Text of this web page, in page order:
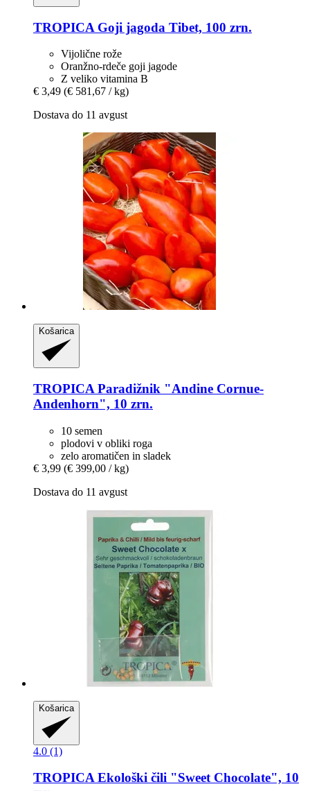
TROPICA Goji jagoda Tibet, 100 zrn.
Vijolične rože
Oranžno-rdeče goji jagode
Z veliko vitamina B
€ 3,49 (€ 581,67 / kg)
Dostava do 11 avgust
Košarica
TROPICA Paradižnik "Andine Cornue-​
Andenhorn", 10 zrn.
10 semen
plodovi v obliki roga
zelo aromatičen in sladek
€ 3,99 (€ 399,00 / kg)
Dostava do 11 avgust
Košarica
4.0 (1)
TROPICAEkološki čili "Sweet Chocolate", 10